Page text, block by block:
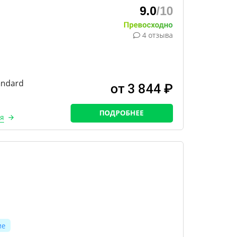
9.0/10
4 отзыва
от 3 844 ₽
ПОДРОБНЕЕ